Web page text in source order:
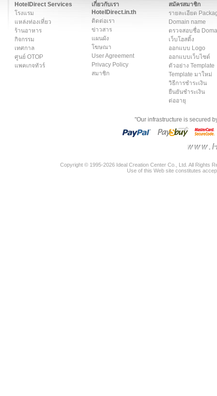
HotelDirect Services
โรงแรม
แหล่งท่องเที่ยว
ร้านอาหาร
กิจกรรม
เทศกาล
ศูนย์ OTOP
แพคเกจทัวร์
เกี่ยวกับเรา
HotelDirect.in.th
ติดต่อเรา
ข่าวสาร
แผนผัง
โฆษณา
User Agreement
Privacy Policy
สมาชิก
สมัครสมาชิก
รายละเอียด
Domain name
ตรวจสอบชื่อ
เว็บโฮสติ้ง
ออกแบบ Logo
ออกแบบเว็บไซต์
ตัวอย่าง Template
Template มาใหม่
วิธีการชำระเงิน
ยืนยันชำระเงิน
ต่ออายุ
"Our infrastructure is secured
Copyright © 1995-2026 Ideal Creation Center Co., Ltd. All Rights
Use of this Web site constitutes